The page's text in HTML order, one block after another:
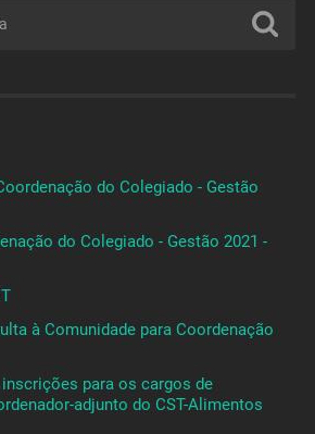
do Colegiado - Gestão
do Colegiado - Gestão 2021 -
à Comunidade para Coordenação
para os cargos de
adjunto do CST-Alimentos